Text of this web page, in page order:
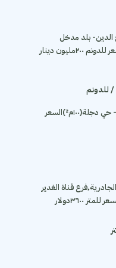
الدين- بلد مدخل
أرض للبيع في الدورة- حي دجلة(١٠٠م²)السعر
أرض سكني للبيع في الجادرية٬فرع قناة الغدير